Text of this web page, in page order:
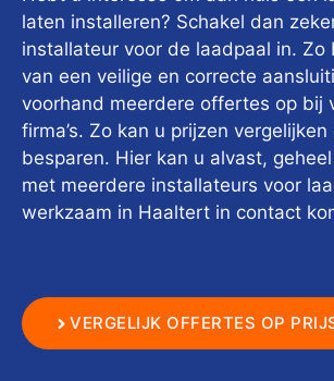
laten installeren? Schakel dan
installateur voor de laadpaal in. Zo
van een veilige en correcte
voorhand meerdere offertes op bij
firma’s. Zo kan u prijzen
besparen. Hier kan u alvast,
met meerdere installateurs voor
werkzaam in Haaltert in contact
VERGELIJK OFFERTES OP